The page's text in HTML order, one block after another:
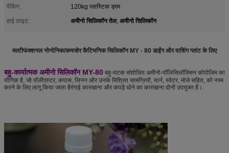
पैकिंग:
120kg प्लास्टिक ड्रम
हाई लाइट:
अमीनो सिलिकॉन तेल, अमीनो सिलिकॉन
मल्टीफंक्शनल नोनोनिक/कमजोर कैटियनिक सिलिकॉन MY - 80 डाईंग और वाशिंग प्लांट के लिए
बहु-कार्यात्मक अमीनो सिलिकॉन MY-80 बहु-घटक संशोधित अमीनो-पॉलिसिलॉक्सिन कोपोलिम का
यौगिक है, जो पॉलीएस्टर, कपास, लिनन और उनके मिश्रित सामग्रियों, यार्न, स्वेटर, मोजे सहित, को नरम
करने के लिए लागू किया जाता हैरंगाई कारखाना और कपड़े धोने का कारखाना दोनों उपयुक्त हैं।.